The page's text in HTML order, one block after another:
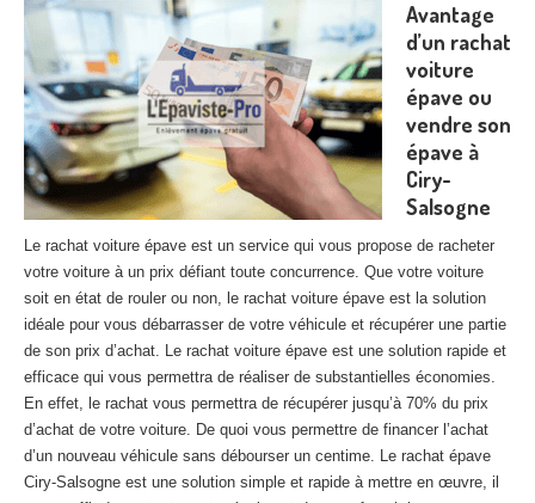
CENTRE VHU AGRÉE
Centreagréé VHU Paris 75 : casse auto avec destruction
Centreagréé VHU 77 : casse auto avec destruction
Centreagréé VHU 78 : casse auto avec destruction
Centreagréé VHU 91 : casse auto avec destruction
Centre agréé VHU 92 : casse auto avec destruction
Centreagréé VHU 93 : casse auto avec destruction
Centreagréé VHU 94 : casse auto avec destruction
Centreagréé VHU 95 : casse auto avec destruction
DOCUMENTSÀ JOINDRE
Avantage
d’un rachat
voiture
épave ou
vendre son
épave à
Ciry-
Salsogne
Le rachat voiture épave est un service qui vous propose de racheter
votre voiture à un prix défiant toute concurrence. Que votre voiture
soit en état de rouler ou non, le rachat voiture épave est la solution
idéale pour vous débarrasser de votre véhicule et récupérer une partie
de son prix d’achat. Le rachat voiture épave est une solution rapide et
efficace qui vous permettra de réaliser de substantielles économies.
En effet, le rachat vous permettra de récupérer jusqu’à 70% du prix
d’achat de votre voiture. De quoi vous permettre de financer l’achat
d’un nouveau véhicule sans débourser un centime. Le rachat épave
Ciry-Salsogne est une solution simple et rapide à mettre en œuvre, il